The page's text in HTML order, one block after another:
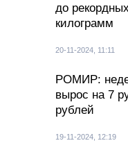
до
килограмм
20-11-2024, 11:11
РОМИР:
вырос на 7
рублей
19-11-2024, 12:19